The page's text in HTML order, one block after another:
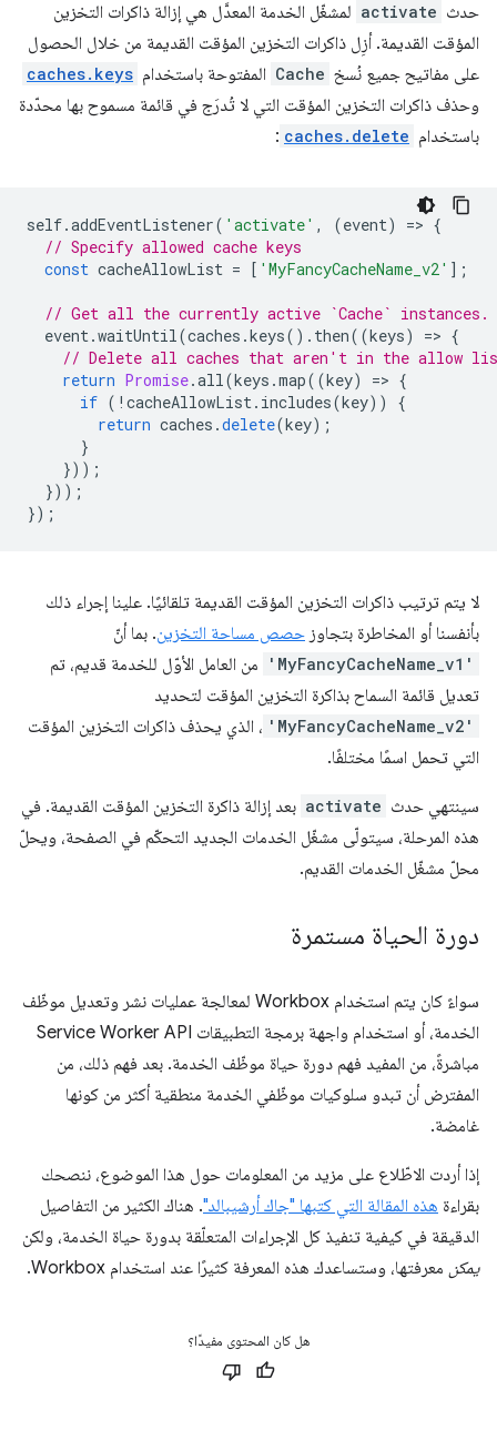
حدث activate لمشغّل الخدمة المعدَّل هي إزالة ذاكرات التخزين
المؤقت القديمة. أزِل ذاكرات التخزين المؤقت القديمة من خلال الحصول
على مفاتيح جميع نُسخ Cache المفتوحة باستخدام caches.keys
وحذف ذاكرات التخزين المؤقت التي لا تُدرَج في قائمة مسموح بها محدّدة
باستخدام caches.delete
:
self.addEventListener( 'activate' , (event) => {
// Specify allowed cache keys
const cacheAllowList = [ 'MyFancyCacheName_v2' ];
// Get all the currently active `Cache` instances.
event.waitUntil(caches .keys(). then((keys) => {
// Delete all caches that aren't in the allow
return Promise.all(keys .map((key) => {
if ( ! cacheAllowList. includes(key))
{
return caches .delete(key);
}
}));
}));
});
لا يتم ترتيب ذاكرات التخزين المؤقت القديمة تلقائيًا. علينا إجراء ذلك
بأنفسنا أو المخاطرة بتجاوز حصص مساحة التخزين. بما أنّ
'MyFancyCacheName_v1'
من العامل الأوّل للخدمة قديم، تم
تعديل قائمة السماح بذاكرة التخزين المؤقت لتحديد
'MyFancyCacheName_v2' ، الذي يحذف ذاكرات التخزين المؤقت
التي تحمل اسمًا مختلفًا.
سينتهي حدث activate بعد إزالة ذاكرة التخزين المؤقت القديمة. في
هذه المرحلة، سيتولّى مشغّل الخدمات الجديد التحكّم في الصفحة، ويحلّ
محلّ مشغّل الخدمات القديم.
دورة الحياة مستمرة
سواءً كان يتم استخدام Workbox لمعالجة عمليات نشر وتعديل موظّف
الخدمة، أو استخدام واجهة برمجة التطبيقات Service Worker API
مباشرةً، من المفيد فهم دورة حياة موظّف الخدمة. بعد فهم ذلك، من
المفترض أن تبدو سلوكيات موظّفي الخدمة منطقية أكثر من كونها
غامضة.
إذا أردت الاطّلاع على مزيد من المعلومات حول هذا الموضوع، ننصحك
بقراءة هذه المقالة التي كتبها "جاك أرشيبالد". هناك الكثير من التفاصيل
الدقيقة في كيفية تنفيذ كل الإجراءات المتعلّقة بدورة حياة الخدمة، ولكن
يمكن معرفتها، وستساعدك هذه المعرفة كثيرًا عند استخدام Workbox.
هل كان المحتوى مفيدًا؟